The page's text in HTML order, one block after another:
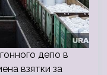
депо в
взятки за